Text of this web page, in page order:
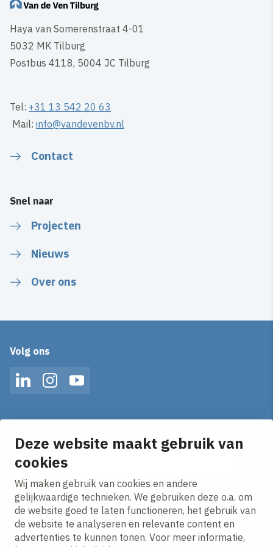
Deze website maakt gebruik van
cookies
Wij maken gebruik van cookies en andere
gelijkwaardige technieken. We gebruiken deze o.a. om
de website goed te laten functioneren, het gebruik van
de website te analyseren en relevante content en
advertenties te kunnen tonen. Voor meer informatie,
Haya van Somerenstraat 4-01
5032 MK Tilburg
Postbus 4118, 5004 JC Tilburg
Tel: +31 13 542 20 63
Mail:info@vandevenbv.nl
Contact
Snel naar
Projecten
Nieuws
Over ons
Volg ons
LinkedInInstagramYouTube
Ontvang onze nieuws alerts in je mailbox!
E-mailadres
Ik ga akkoord met hetprivacy statement.